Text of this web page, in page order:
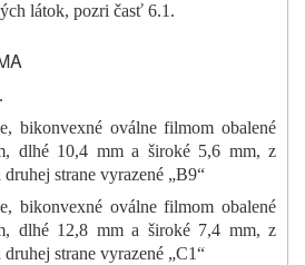
látok, pozri časť 6.1.
bikonvexné oválne filmom obalené
dlhé 10,4 mm a široké 5,6 mm, z
strane vyrazené „B9“
bikonvexné oválne filmom obalené
dlhé 12,8 mm a široké 7,4 mm, z
strane vyrazené „C1“